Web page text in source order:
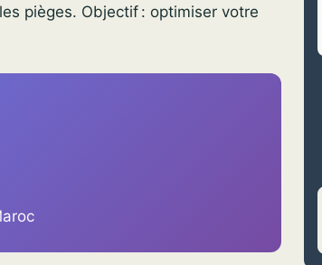
pièges. Objectif : optimiser votre